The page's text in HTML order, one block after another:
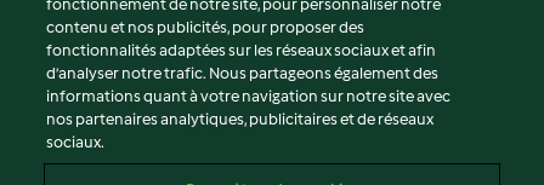
© Copyright 2026
Conditions d'utilisation
Politique de confidentialité
Non-responsabilité
Mentions légales
fonctionnement de notre site, pour personnaliser notre
contenu et nos publicités, pour proposer des
fonctionnalités adaptées sur les réseaux sociaux et afin
d’analyser notre trafic. Nous partageons également des
informations quant à votre navigation sur notre site avec
nos partenaires analytiques, publicitaires et de réseaux
sociaux.